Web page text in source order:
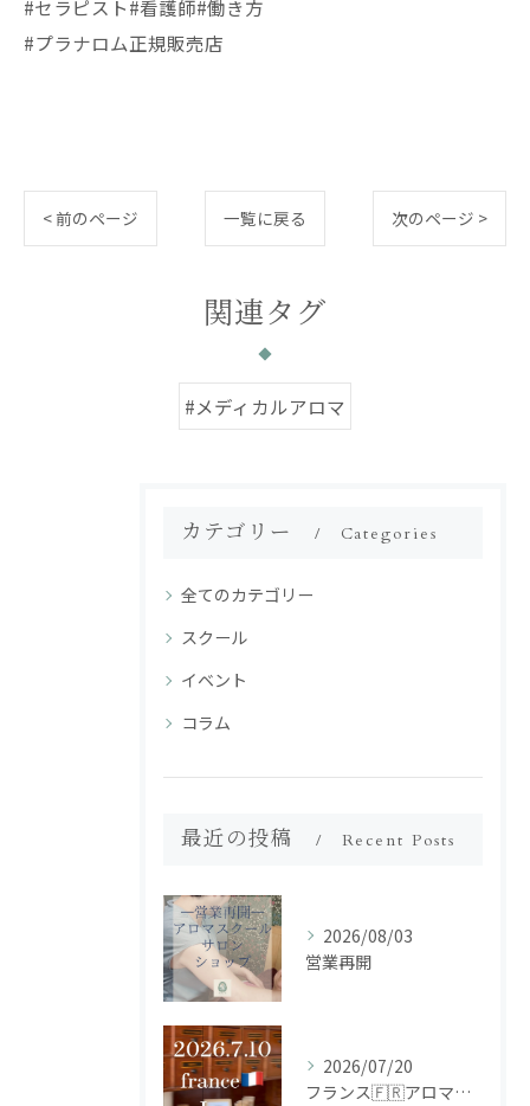
#セラピスト#看護師#働き方
#プラナロム正規販売店
< 前のページ 一覧に戻る 次のページ >
関連タグ
#メディカルアロマ
カテゴリー Categories
全てのカテゴリー
スクール
イベント
コラム
最近の投稿 Recent Posts
2026/08/03
営業再開
2026/07/20
フランス🇫🇷アロマ研修ツアー𝗱𝗮𝘆𝟮